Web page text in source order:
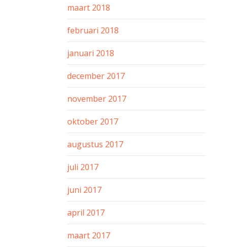
maart 2018
februari 2018
januari 2018
december 2017
november 2017
oktober 2017
augustus 2017
juli 2017
juni 2017
april 2017
maart 2017